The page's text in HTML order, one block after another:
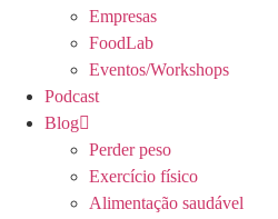
Empresas
FoodLab
Eventos/Workshops
Podcast
Blog
Perder peso
Exercício físico
Alimentação saudável